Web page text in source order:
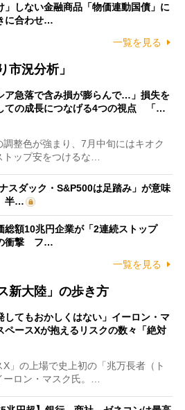
」しない金融商品「物価連動国債」に
に合わせ…
一覧を見る
市況分析」
ア急落で含み損が膨らんで…」損失を
ての成長につなげる4つの視点 「…
整色が強まり、7月中旬にはキオク
ップ安をつけるな…
スダック・S&P500は足踏み」が意味
半…
総額10兆円企業が「2連続ストップ
衝撃 フ…
一覧を見る
新大陸」の歩き方
してもおかしくはない」イーロン・マ
ペースXが抱えるリスクの数々「絶対
」の上場で史上初の「兆万長者（ト
ロン・マスク氏。…